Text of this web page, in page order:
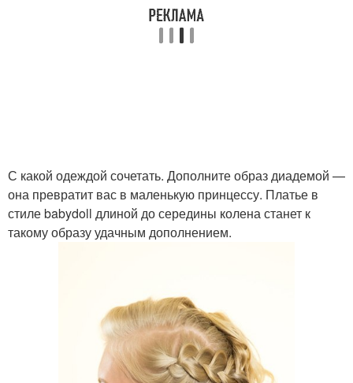
С какой одеждой сочетать. Дополните образ диадемой —
она превратит вас в маленькую принцессу. Платье в
стиле babydoll длиной до середины колена станет к
такому образу удачным дополнением.